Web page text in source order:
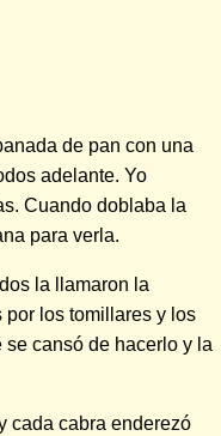
de pan con una
adelante. Yo
Cuando doblaba la
para verla.
la llamaron la
por los tomillares y los
cansó de hacerlo y la
cada cabra enderezó